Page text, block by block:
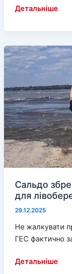
Після
окупанти
стараються
про
не
згадувати
Детальніше
Сальдо
для
29.12.2025
Не жалкувати
ГЕС фактично
Сальдо
Детальніше